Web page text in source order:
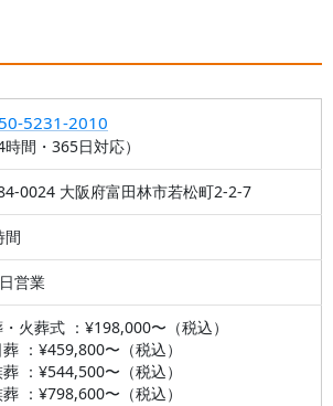
5231-2010
時間・365日対応）
0024 大阪府富田林市若松町2-2-7
間
営業
火葬式 ：¥198,000〜（税込）
：¥459,800〜（税込）
：¥544,500〜（税込）
：¥798,600〜（税込）